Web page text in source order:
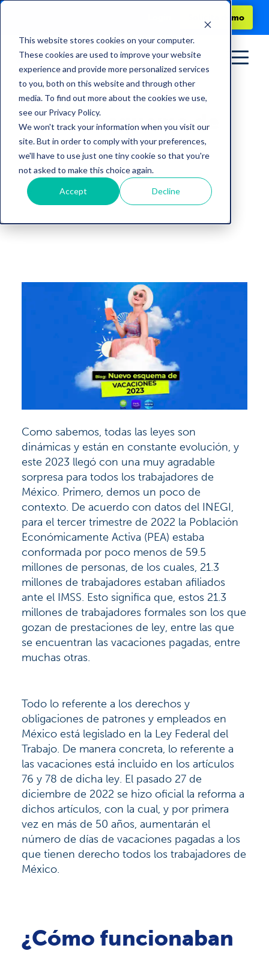
This website stores cookies on your computer.
These cookies are used to improve your website
experience and provide more personalized services
to you, both on this website and through other
media. To find out more about the cookies we use,
see our Privacy Policy.
We won't track your information when you visit our
site. But in order to comply with your preferences,
we'll have to use just one tiny cookie so that you're
not asked to make this choice again.
Accept Decline
Solicita demo
Nuevo esquema de
vacaciones 2023
by Daniel Corona
Como sabemos, todas las leyes son
dinámicas y están en constante evolución, y
este 2023 llegó con una muy agradable
sorpresa para todos los trabajadores de
México. Primero, demos un poco de
contexto. De acuerdo con datos del INEGI,
para el tercer trimestre de 2022 la Población
Económicamente Activa (PEA) estaba
conformada por poco menos de 59.5
millones de personas, de los cuales, 21.3
millones de trabajadores estaban afiliados
ante el IMSS. Esto significa que, estos 21.3
millones de trabajadores formales son los que
gozan de prestaciones de ley, entre las que
se encuentran las vacaciones pagadas, entre
muchas otras.
Todo lo referente a los derechos y
obligaciones de patrones y empleados en
México está legislado en la Ley Federal del
Trabajo. De manera concreta, lo referente a
las vacaciones está incluido en los artículos
76 y 78 de dicha ley. El pasado 27 de
diciembre de 2022 se hizo oficial la reforma a
dichos artículos, con la cual, y por primera
vez en más de 50 años, aumentarán el
número de días de vacaciones pagadas a los
que tienen derecho todos los trabajadores de
México.
¿Cómo funcionaban